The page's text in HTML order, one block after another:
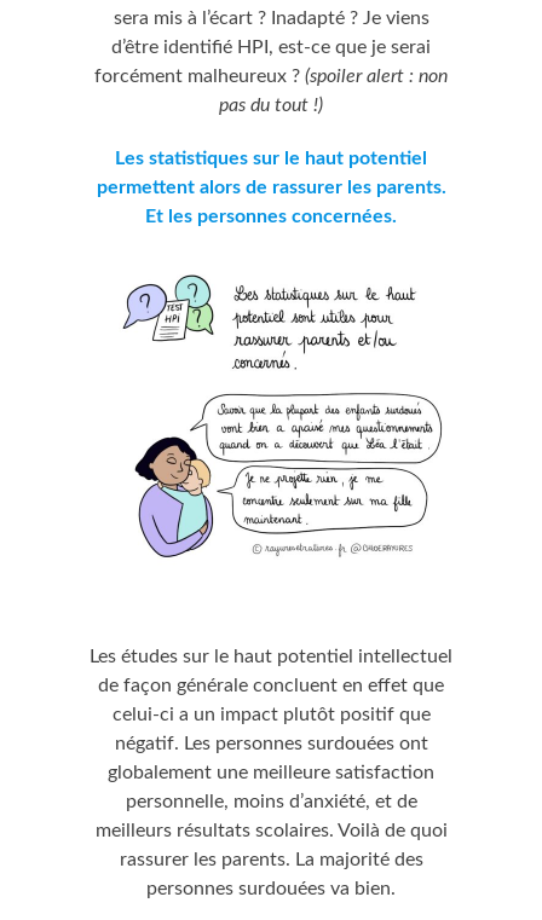
sera mis à l’écart ? Inadapté ? Je viens
d’être identifié HPI, est-ce que je serai
forcément malheureux ? (spoiler alert : non
pas du tout !)
Les statistiques sur le haut potentiel
permettent alors de rassurer les parents.
Et les personnes concernées.
Les études sur le haut potentiel intellectuel
de façon générale concluent en effet que
celui-ci a un impact plutôt positif que
négatif. Les personnes surdouées ont
globalement une meilleure satisfaction
personnelle, moins d’anxiété, et de
meilleurs résultats scolaires. Voilà de quoi
rassurer les parents. La majorité des
personnes surdouées va bien.